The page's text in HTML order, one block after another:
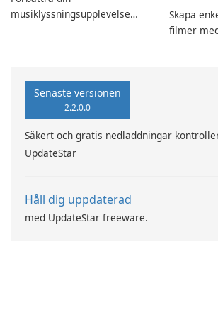
musiklyssningsupplevelse
Skapa
filmer
Senaste versionen
2.2.0.0
Säkert och gratis nedladdningar
UpdateStar
Håll dig uppdaterad
med UpdateStar freeware.